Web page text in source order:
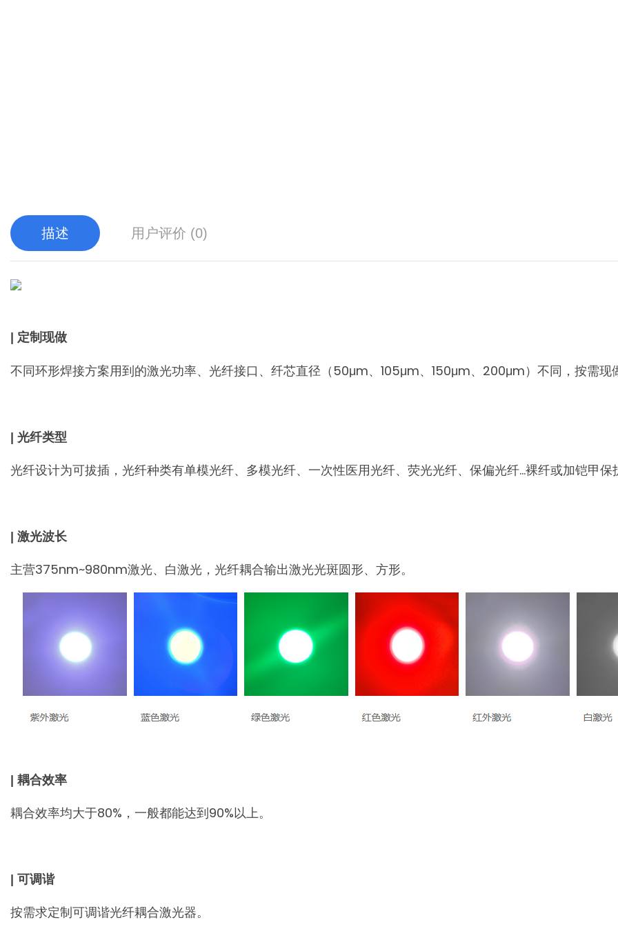
描述 用户评价 (0)
| 定制现做
不同环形焊接方案用到的激光功率、光纤接口、纤芯直径（50μm、105μm、150μm、200μm）不同，按需现
| 光纤类型
光纤设计为可拔插，光纤种类有单模光纤、多模光纤、一次性医用光纤、荧光光纤、保偏光纤…裸纤或加铠甲保
| 激光波长
主营375nm~980nm激光、白激光，光纤耦合输出激光光斑圆形、方形。
| 耦合效率
耦合效率均大于80%，一般都能达到90%以上。
| 可调谐
按需求定制可调谐光纤耦合激光器。